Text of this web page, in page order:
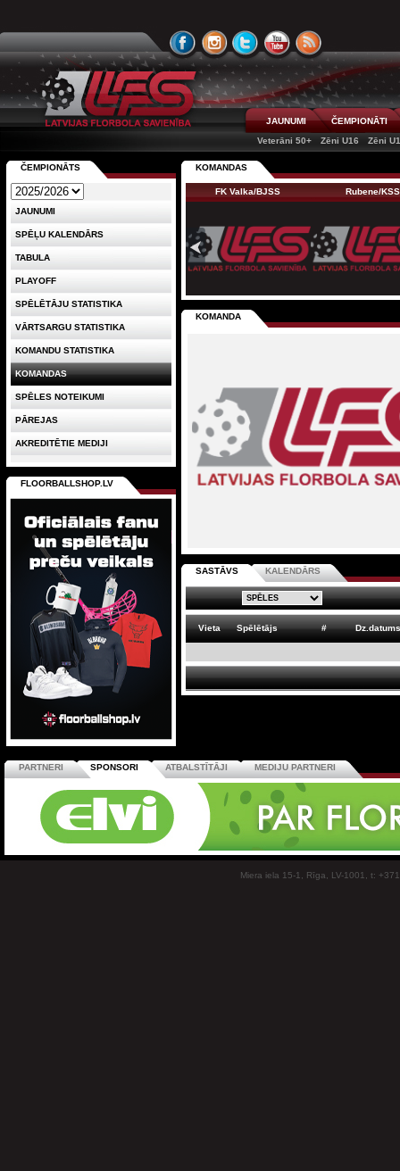
JAUNUMI
ČEMPIONĀTI
Veterāni 50+
Zēni U16 Zēni
KOMANDAS
FK Valka/BJSS Rubene/KSS
KOMANDA
SASTĀVS KALENDĀRS
Vieta Spēlētājs # Dz.datums
ČEMPIONĀTS
JAUNUMI
SPĒĻU KALENDĀRS
TABULA
PLAYOFF
SPĒLĒTĀJU STATISTIKA
VĀRTSARGU STATISTIKA
KOMANDU STATISTIKA
KOMANDAS
SPĒLES NOTEIKUMI
PĀREJAS
AKREDITĒTIE MEDIJI
FLOORBALLSHOP.LV
PARTNERI SPONSORI ATBALSTĪTĀJI MEDIJU PARTNERI
Miera iela 15-1, Rīga, LV-1001, t: